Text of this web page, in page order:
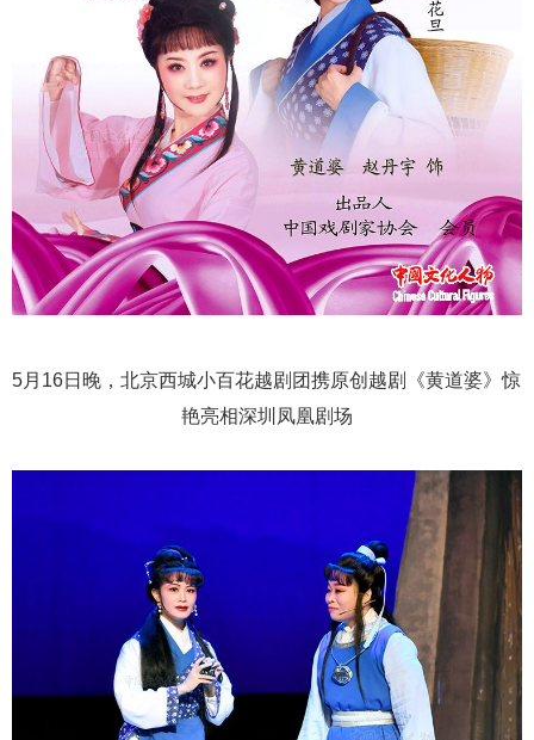
5月16日晚，北京西城小百花越剧团携原创越剧《黄道婆》惊
艳亮相深圳凤凰剧场